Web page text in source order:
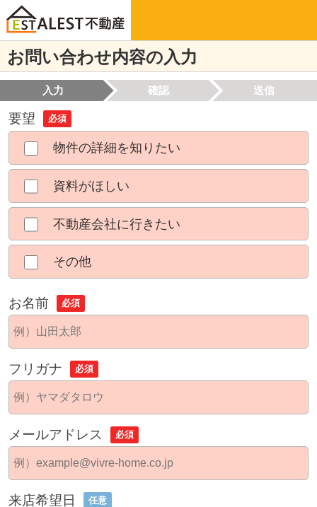
お問い合わせ内容の入力
入力 確認 送信
要望 必須
物件の詳細を知りたい
資料がほしい
不動産会社に行きたい
その他
お名前 必須
フリガナ 必須
メールアドレス 必須
来店希望日 任意